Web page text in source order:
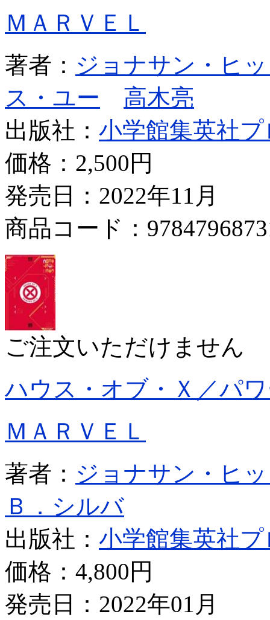
ＭＡＲＶＥＬ
著者： ジョナサン・ヒ
ス・ユー
高木亮
出版社： 小学館集英社
価格： 2,500円
発売日：2022年11月
商品コード：
ご注文いただけません
ハウス・オブ・Ｘ／パ
ＭＡＲＶＥＬ
著者： ジョナサン・ヒ
Ｂ．シルバ
出版社： 小学館集英社
価格： 4,800円
発売日：2022年01月